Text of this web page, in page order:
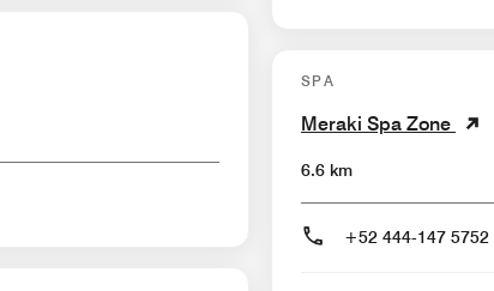
SPA
Meraki Spa Zone
6.6 km
+52 444-147 5752